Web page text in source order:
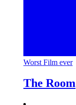
Worst Film ever
The Room